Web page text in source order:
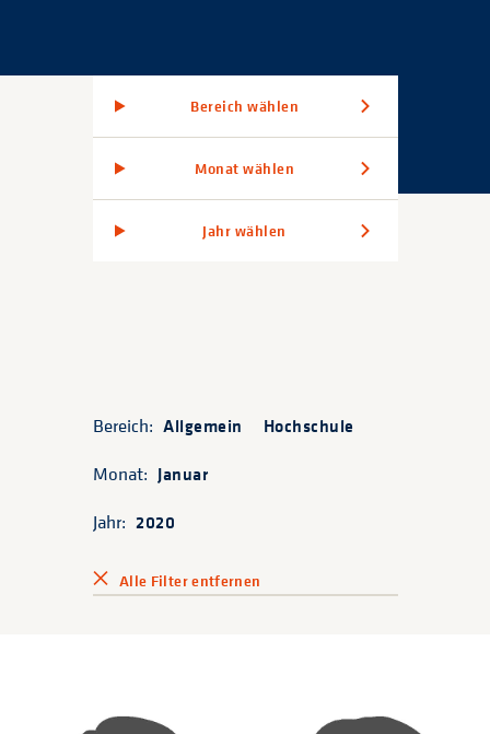
Bereich wählen
Monat wählen
Jahr wählen
Bereich: Allgemein
Hochschule
Monat: Januar
Jahr: 2020
Alle Filter entfernen